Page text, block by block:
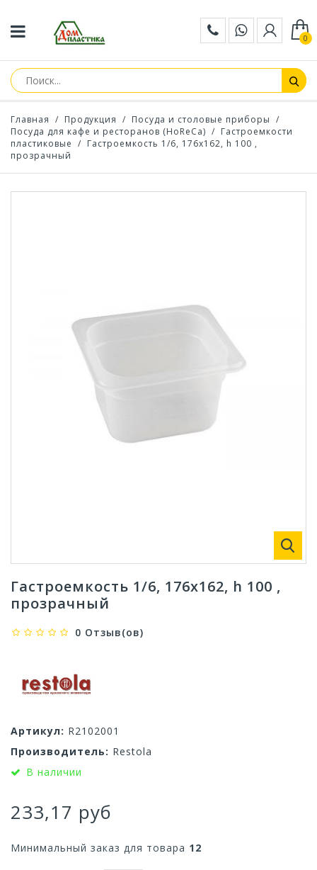
0
Главная / Продукция / Посуда и столовые приборы /
Посуда для кафе и ресторанов (HoReCa) / Гастроемкости
пластиковые / Гастроемкость 1/6, 176x162, h 100 ,
прозрачный
Гастроемкость 1/6, 176x162, h 100 ,
прозрачный
0 Отзыв(ов)
Артикул: R2102001
Производитель: Restola
В наличии
233,17 руб
Минимальный заказ для товара 12